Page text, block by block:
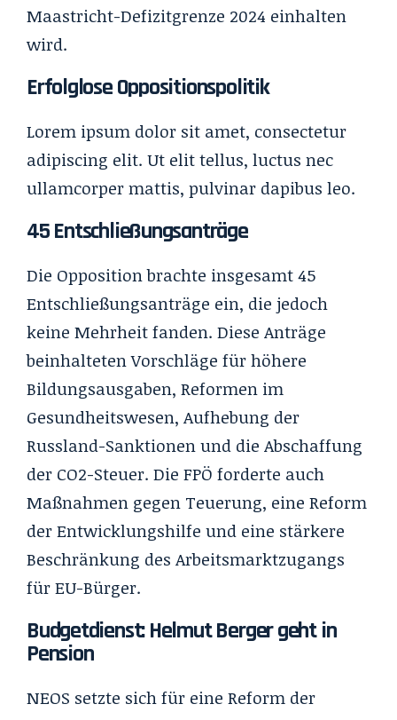
Maastricht-Defizitgrenze 2024 einhalten
wird.
Erfolglose Oppositionspolitik
Lorem ipsum dolor sit amet, consectetur
adipiscing elit. Ut elit tellus, luctus nec
ullamcorper mattis, pulvinar dapibus leo.
45 Entschließungsanträge
Die Opposition brachte insgesamt 45
Entschließungsanträge ein, die jedoch
keine Mehrheit fanden. Diese Anträge
beinhalteten Vorschläge für höhere
Bildungsausgaben, Reformen im
Gesundheitswesen, Aufhebung der
Russland-Sanktionen und die Abschaffung
der CO2-Steuer. Die FPÖ forderte auch
Maßnahmen gegen Teuerung, eine Reform
der Entwicklungshilfe und eine stärkere
Beschränkung des Arbeitsmarktzugangs
für EU-Bürger.
Budgetdienst: Helmut Berger geht in
Pension
NEOS setzte sich für eine Reform der